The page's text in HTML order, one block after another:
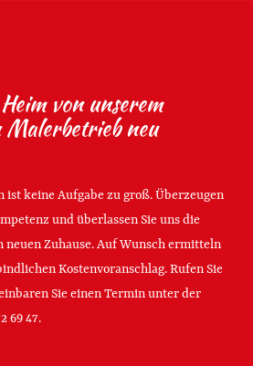
von unserem
Malerbetrieb neu
ist keine Aufgabe zu groß. Überzeugen
und überlassen Sie uns die
Zuhause. Auf Wunsch ermitteln
Kostenvoranschlag. Rufen Sie
Sie einen Termin unter der
69 47.